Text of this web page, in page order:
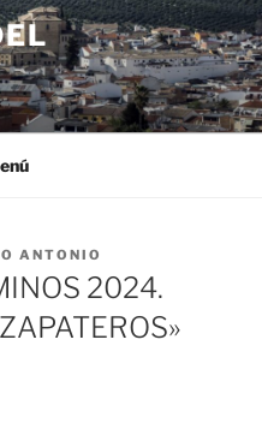
ANTONIO
2024.